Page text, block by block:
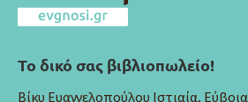
Το δικό σας βιβλιοπωλείο!
Βίκυ Ευαγγελοπούλου Ιστιαία, Εύβοια